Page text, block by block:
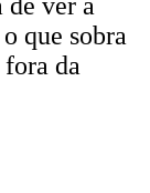
que sobra
da